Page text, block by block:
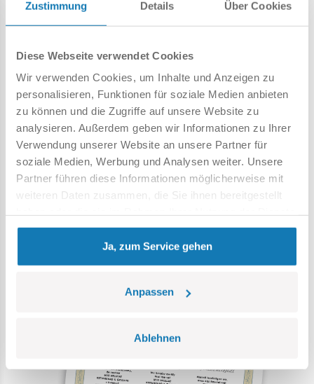
Zustimmung Details Über Cookies
Diese Webseite verwendet Cookies
Wir verwenden Cookies, um Inhalte und Anzeigen zu
personalisieren, Funktionen für soziale Medien anbieten
zu können und die Zugriffe auf unsere Website zu
analysieren. Außerdem geben wir Informationen zu Ihrer
Verwendung unserer Website an unsere Partner für
soziale Medien, Werbung und Analysen weiter. Unsere
Partner führen diese Informationen möglicherweise mit
weiteren Daten zusammen, die Sie ihnen bereitgestellt
gesammelt haben.
Ja, zum Service gehen
Anpassen
Ablehnen
Geschäftsführer unterzeichnetes Dokument, das die
Einzigartigkeit des Sets bestätigt.